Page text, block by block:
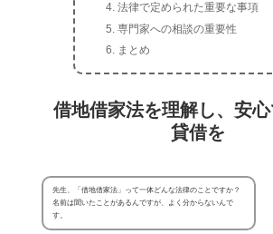
法律で定められた重要な事項
専門家への相談の重要性
まとめ
借地借家法を理解し、安
貸借を
先生、「借地借家法」って一体どんな法律のことですか？
名前は聞いたことがあるんですが、よく分からないんで
す。